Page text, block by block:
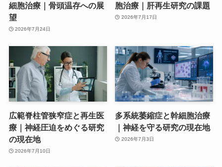
細胞治療｜骨頭温存への展
望
2026年7月24日
胞治療｜肝再生研究の課題
2026年7月17日
広範脊柱管狭窄症と再生医
療｜神経圧迫をめぐる研究
の現在地
2026年7月10日
多系統萎縮症と幹細胞治療
｜神経を守る研究の現在地
2026年7月3日